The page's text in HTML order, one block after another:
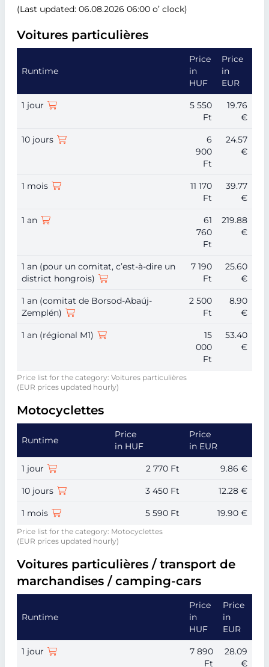
(Last updated: 06.08.2026 06:00 o’ clock)
Voitures particulières
Price list for the category: Voitures particulières
(EUR prices updated hourly)
Runtime
Price
in
HUF
Price
in
EUR
1 jour
5 550
Ft
19.76
€
10 jours
6
900
Ft
24.57
€
1 mois
11 170
Ft
39.77
€
1 an
61
760
Ft
219.88
€
1 an (pour un comitat, c’est-à-dire un
district hongrois)
7 190
Ft
25.60
€
1 an (comitat de Borsod-Abaúj-
Zemplén)
2 500
Ft
8.90
€
1 an (régional M1)
15
000
Ft
53.40
€
Motocyclettes
Price list for the category: Motocyclettes
(EUR prices updated hourly)
Runtime
Price
in HUF
Price
in EUR
1 jour 2 770 Ft 9.86 €
10 jours 3 450 Ft 12.28 €
1 mois 5 590 Ft 19.90 €
Voitures particulières / transport de
marchandises / camping-cars
Runtime
Price
in
HUF
Price
in
EUR
1 jour
7 890
Ft
28.09
€